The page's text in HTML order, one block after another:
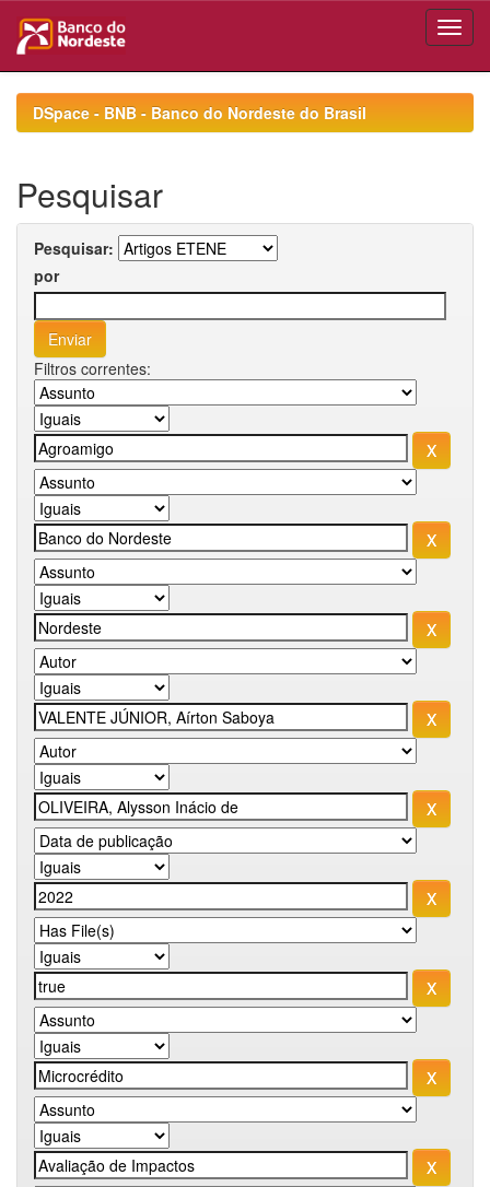
navigationDSpace - BNB - Banco do Nordeste do Brasil
Pesquisar
Pesquisar:
por
Filtros correntes: